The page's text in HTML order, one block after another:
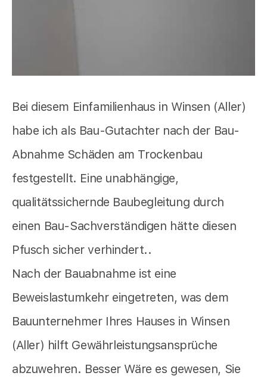
Bei diesem Einfamilienhaus in Winsen (Aller)
habe ich als Bau-Gutachter nach der Bau-
Abnahme Schäden am Trockenbau
festgestellt. Eine unabhängige,
qualitätssichernde Baubegleitung durch
einen Bau-Sachverständigen hätte diesen
Pfusch sicher verhindert..
Nach der Bauabnahme ist eine
Beweislastumkehr eingetreten, was dem
Bauunternehmer Ihres Hauses in Winsen
(Aller) hilft Gewährleistungsansprüche
abzuwehren. Besser Wäre es gewesen, Sie